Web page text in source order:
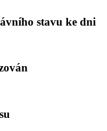
stavu ke dni